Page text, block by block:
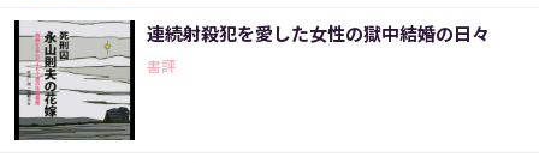
連続射殺犯を愛した女性の獄中結婚の日々
書評